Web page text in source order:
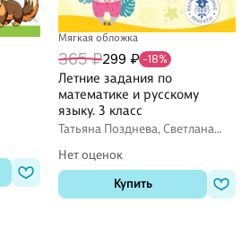
Мягкая обложка
365 ₽299 ₽ -18%
Летние задания по
математике и русскому
языку. 3 класс
Татьяна Позднева, Светлана
Нет оценок
Купить